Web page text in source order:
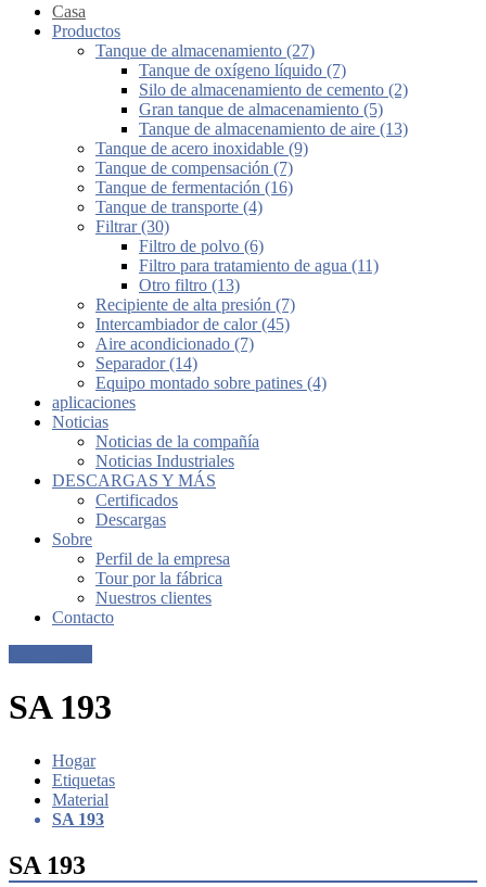
Casa
Productos
Tanque de almacenamiento (27)
Tanque de oxígeno líquido (7)
Silo de almacenamiento de cemento (2)
Gran tanque de almacenamiento (5)
Tanque de almacenamiento de aire (13)
Tanque de acero inoxidable (9)
Tanque de compensación (7)
Tanque de fermentación (16)
Tanque de transporte (4)
Filtrar (30)
Filtro de polvo (6)
Filtro para tratamiento de agua (11)
Otro filtro (13)
Recipiente de alta presión (7)
Intercambiador de calor (45)
Aire acondicionado (7)
Separador (14)
Equipo montado sobre patines (4)
aplicaciones
Noticias
Noticias de la compañía
Noticias Industriales
DESCARGAS Y MÁS
Certificados
Descargas
Sobre
Perfil de la empresa
Tour por la fábrica
Nuestros clientes
Contacto
SA 193
Hogar
Etiquetas
Material
SA 193
SA 193